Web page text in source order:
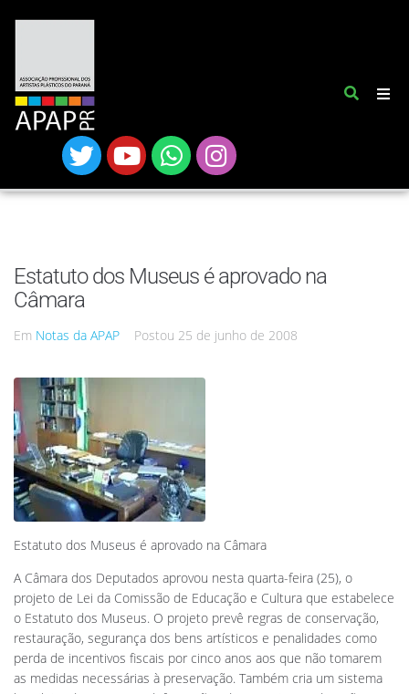
Estatuto dos Museus é aprovado na
Câmara
Em Notas da APAP Postou 25 de junho de 2008
Estatuto dos Museus é aprovado na Câmara
A Câmara dos Deputados aprovou nesta quarta-feira (25), o
projeto de Lei da Comissão de Educação e Cultura que estabelece
o Estatuto dos Museus. O projeto prevê regras de conservação,
restauração, segurança dos bens artísticos e penalidades como
perda de incentivos fiscais por cinco anos aos que não tomarem
as medidas necessárias à preservação. Também cria um sistema